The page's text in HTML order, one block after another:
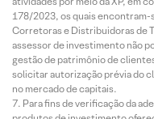
178/2023, os quais encontram-
Corretoras e Distribuidoras de
assessor de investimento não
gestão de patrimônio de
solicitar autorização prévia do
no mercado de capitais.
Para fins de verificação da